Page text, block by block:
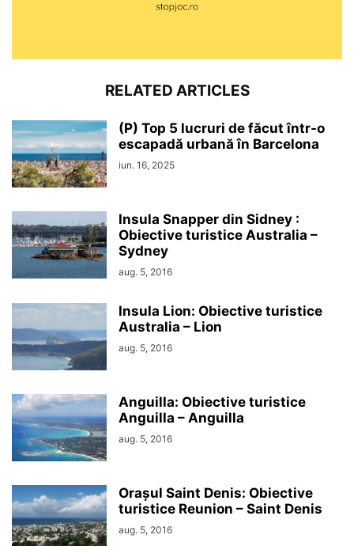
RELATED ARTICLES
(P) Top 5 lucruri de făcut într-o
escapadă urbană în Barcelona
iun. 16, 2025
Insula Snapper din Sidney :
Obiective turistice Australia –
Sydney
aug. 5, 2016
Insula Lion: Obiective turistice
Australia – Lion
aug. 5, 2016
Anguilla: Obiective turistice
Anguilla – Anguilla
aug. 5, 2016
Orașul Saint Denis: Obiective
turistice Reunion – Saint Denis
aug. 5, 2016